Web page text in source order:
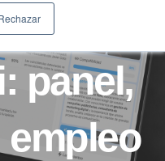
tu red
panel,